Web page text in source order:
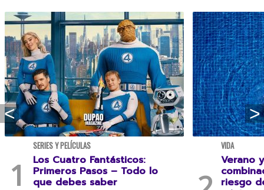
SERIES Y PELÍCULAS
Los Cuatro Fantásticos:
Primeros Pasos – Todo lo
que debes saber
VIDA
Verano
riesgo